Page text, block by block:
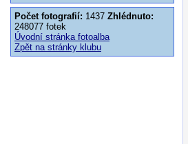
Počet fotografií: 1437 Zhlédnuto:
248077 fotek
Úvodní stránka fotoalba
Zpět na stránky klubu